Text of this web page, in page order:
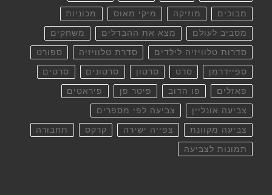
מבוכים מוזיקה מיקי מאוס מכוניות
מסביב לעולם מצא את ההבדלים משחקים
סדרות טלוויזיה לילדים סדרת טלוויזיה ספורט
ספיידרמן סרט סרטון סרטונים סרטים
פאזלים פו הדוב פיטר פן פיראטים
צביעה אונליין צביעה לפי מספרים
צביעה מקוונת צפייה ישירה קרקס תחבורה
תמונות לצביעה